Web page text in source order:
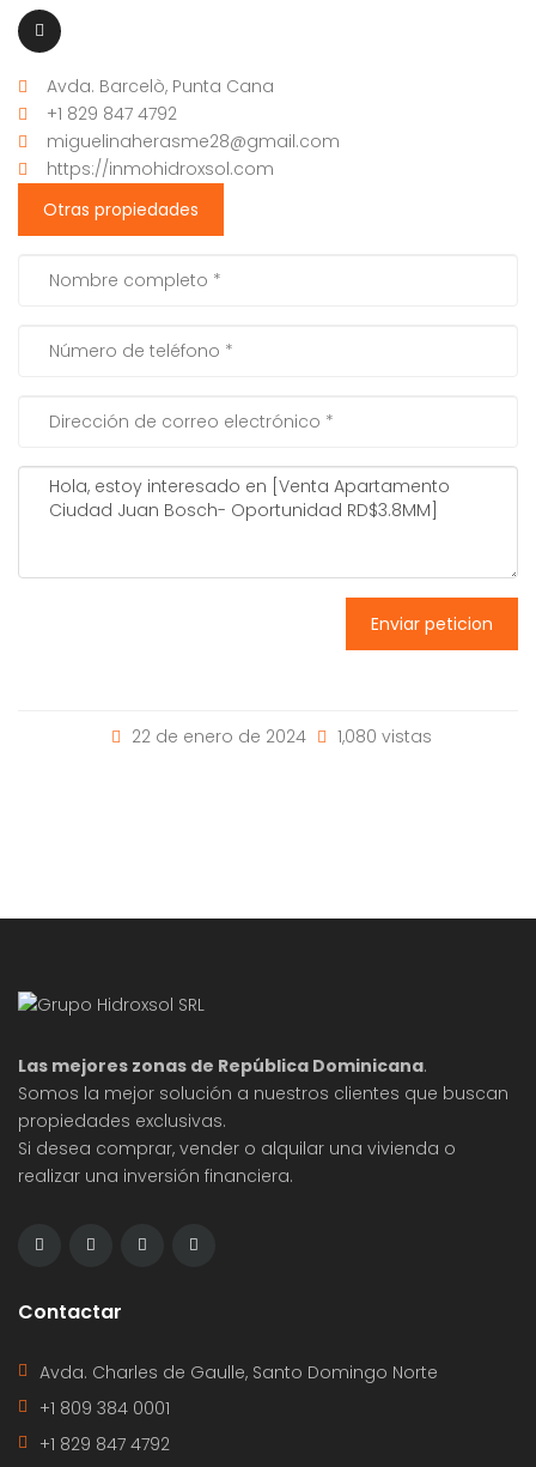
Avda. Barcelò, Punta Cana
+1 829 847 4792
miguelinaherasme28@gmail.com
https://inmohidroxsol.com
Otras propiedades
Enviar peticion
22 de enero de 2024 1,080 vistas
Las mejores zonas de República Dominicana.
Somos la mejor solución a nuestros clientes que buscan
propiedades exclusivas.
Si desea comprar, vender o alquilar una vivienda o
realizar una inversión financiera.
Contactar
Avda. Charles de Gaulle, Santo Domingo Norte
+1 809 384 0001
+1 829 847 4792